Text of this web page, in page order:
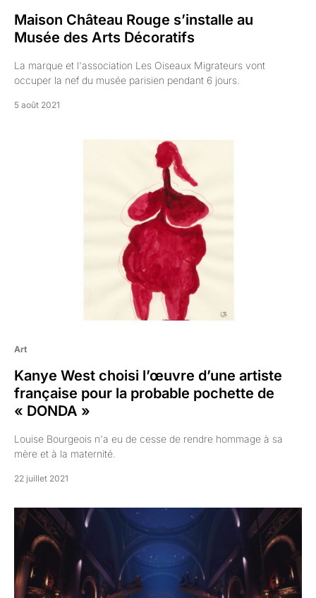
Maison Château Rouge s’installe au
Musée des Arts Décoratifs
La marque et l'association Les Oiseaux Migrateurs vont
occuper la nef du musée parisien pendant 6 jours.
5 août 2021
Art
Kanye West choisi l’œuvre d’une artiste
française pour la probable pochette de
« DONDA »
Louise Bourgeois n'a eu de cesse de rendre hommage à sa
mère et à la maternité.
22 juillet 2021